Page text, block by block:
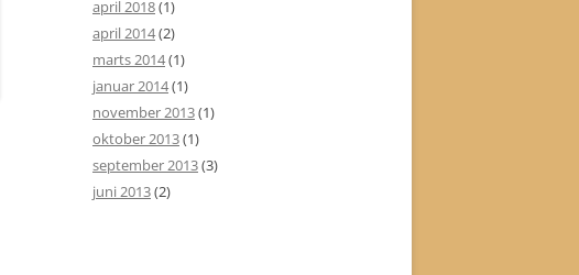
april 2018(1)
april 2014(2)
marts 2014(1)
januar 2014(1)
november 2013(1)
oktober 2013(1)
september 2013(3)
juni 2013(2)